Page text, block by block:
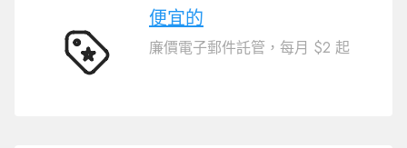
便
便宜的
廉價電子郵件託管，每月 $2 起